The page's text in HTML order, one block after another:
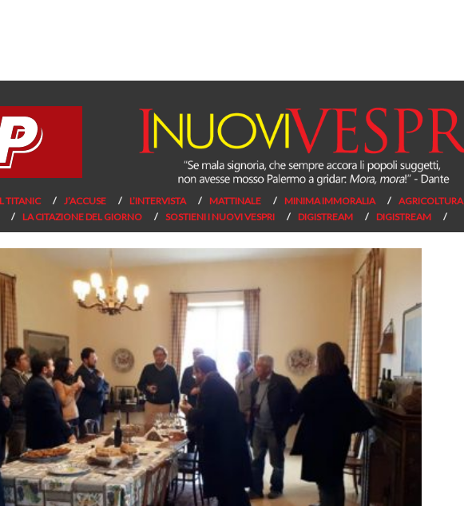
TITANIC J’ACCUSE L’INTERVISTA MATTINALE MINIMA IMMORALIA AGRICOLTURA
LA CITAZIONE DEL GIORNO SOSTIENI I NUOVI VESPRI DIGISTREAM DIGISTREAM